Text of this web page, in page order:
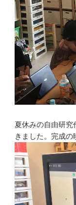
夏休みの自由研究
きました。完成